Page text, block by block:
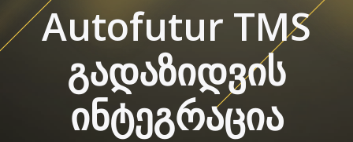
Autofutur TMS
გადაზიდვის
ინტეგრაცია